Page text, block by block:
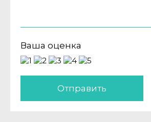
Ваша оценка
Отправить